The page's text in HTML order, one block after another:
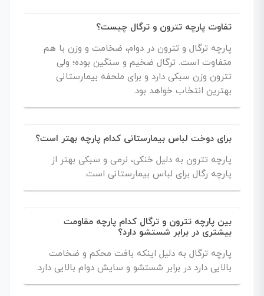
تفاوت پارچه تترون و ترگال چیست؟
پارچه ترگال و تترون در دوام، ضخامت و وزن با هم
متفاوت است. ترگال ضخیم و سنگین بوده؛ ولی
تترون وزن سبکی دارد و برای ملحفه بیمارستانی
بهترین انتخاب خواهد بود.
برای دوخت لباس بیمارستانی کدام پارچه بهتر است؟
پارچه تترون به دلیل خنکی، نرمی و سبکی بهتر از
پارچه رگال برای لباس بیمارستانی است.
بین پارچه تترون و ترگال کدام پارچه مقاومت
بیشتری در برابر شستشو دارد؟
پارچه ترگال به دلیل اینکه بافت محکم و ضخامت
بالایی دارد در برابر شستشو و سایش دوام بالایی دارد.